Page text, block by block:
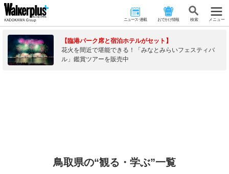
ニュース･連載 おでかけ情報 検 索 メニュー
【臨港パーク席と宿泊ホテルがセット】
花火を間近で堪能できる！「みなとみらいフェスティバ
ル」鑑賞ツアーを販売中
鳥取県の“観る・学ぶ”一覧